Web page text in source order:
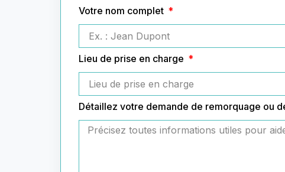
Votre nom complet
Lieu de prise en charge
Détaillez votre demande de remorquage ou